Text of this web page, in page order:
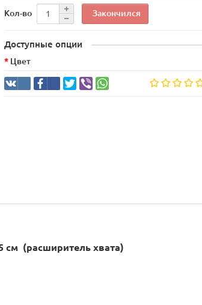
Кол-во Закончился
Доступные опции
Цвет
см (расширитель хвата)